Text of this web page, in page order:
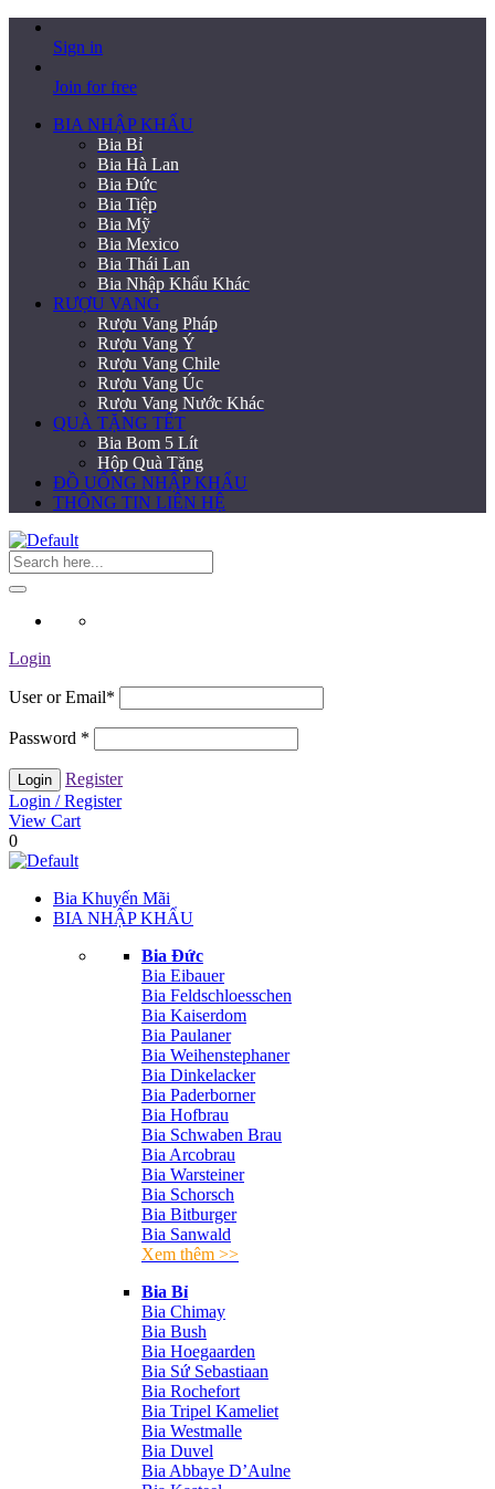
Sign in
Join for free
BIA NHẬP KHẨU
Bia Bỉ
Bia Hà Lan
Bia Đức
Bia Tiệp
Bia Mỹ
Bia Mexico
Bia Thái Lan
Bia Nhập Khẩu Khác
RƯỢU VANG
Rượu Vang Pháp
Rượu Vang Ý
Rượu Vang Chile
Rượu Vang Úc
Rượu Vang Nước Khác
QUÀ TẶNG TẾT
Bia Bom 5 Lít
Hộp Quà Tặng
ĐỒ UỐNG NHẬP KHẨU
THÔNG TIN LIÊN HỆ
Login
User or Email*
Password *
Register
Login / Register
View Cart
0
Bia Khuyến Mãi
BIA NHẬP KHẨU
Bia Đức
Bia Eibauer
Bia Feldschloesschen
Bia Kaiserdom
Bia Paulaner
Bia Weihenstephaner
Bia Dinkelacker
Bia Paderborner
Bia Hofbrau
Bia Schwaben Brau
Bia Arcobrau
Bia Warsteiner
Bia Schorsch
Bia Bitburger
Bia Sanwald
Xem thêm >>
Bia Bỉ
Bia Chimay
Bia Bush
Bia Hoegaarden
Bia Sứ Sebastiaan
Bia Rochefort
Bia Tripel Kameliet
Bia Westmalle
Bia Duvel
Bia Abbaye D’Aulne